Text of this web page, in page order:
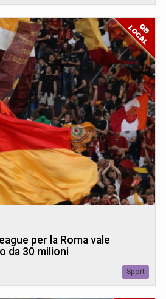
per la Roma vale
da 30 milioni
Sport